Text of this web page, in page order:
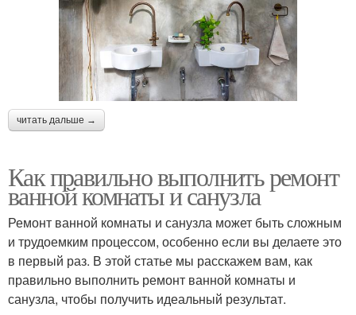
читать дальше →
Как правильно выполнить ремонт
ванной комнаты и санузла
Ремонт ванной комнаты и санузла может быть сложным
и трудоемким процессом, особенно если вы делаете это
в первый раз. В этой статье мы расскажем вам, как
правильно выполнить ремонт ванной комнаты и
санузла, чтобы получить идеальный результат.